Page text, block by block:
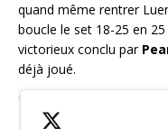
quand même rentrer
boucle le set 18-25 en 25
victorieux conclu par
déjà joué.